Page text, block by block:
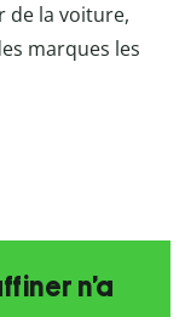
de la voiture,
marques les
n’a